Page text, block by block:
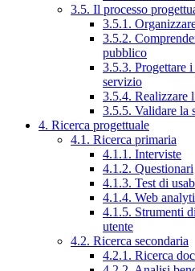
3.5. Il processo
3.5.1.
3.5.2.
pubblico
3.5.3. Progettare i
servizio
3.5.4. Realizzare
3.5.5. Validare la
4. Ricerca progettuale
4.1. Ricerca primaria
4.1.1. Interviste
4.1.2. Questionari
4.1.3. Test di
4.1.4. Web
4.1.5. Strumenti
utente
4.2. Ricerca secondaria
4.2.1. Ricerca